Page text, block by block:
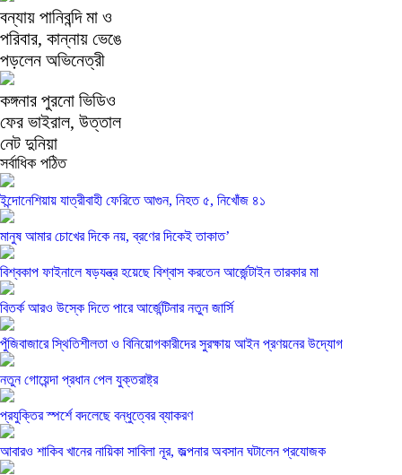
বন্যায় পানিবন্দি মা ও
পরিবার, কান্নায় ভেঙে
পড়লেন অভিনেত্রী
কঙ্গনার পুরনো ভিডিও
ফের ভাইরাল, উত্তাল
নেট দুনিয়া
সর্বাধিক পঠিত
ইন্দোনেশিয়ায় যাত্রীবাহী ফেরিতে আগুন, নিহত ৫, নিখোঁজ ৪১
মানুষ আমার চোখের দিকে নয়, ব্রণের দিকেই তাকাত’
বিশ্বকাপ ফাইনালে ষড়যন্ত্র হয়েছে বিশ্বাস করতেন আর্জেন্টাইন তারকার মা
বিতর্ক আরও উস্কে দিতে পারে আর্জেন্টিনার নতুন জার্সি
পুঁজিবাজারে স্থিতিশীলতা ও বিনিয়োগকারীদের সুরক্ষায় আইন প্রণয়নের উদ্যোগ
নতুন গোয়েন্দা প্রধান পেল যুক্তরাষ্ট্র
প্রযুক্তির স্পর্শে বদলেছে বন্ধুত্বের ব্যাকরণ
আবারও শাকিব খানের নায়িকা সাবিলা নূর, জল্পনার অবসান ঘটালেন প্রযোজক